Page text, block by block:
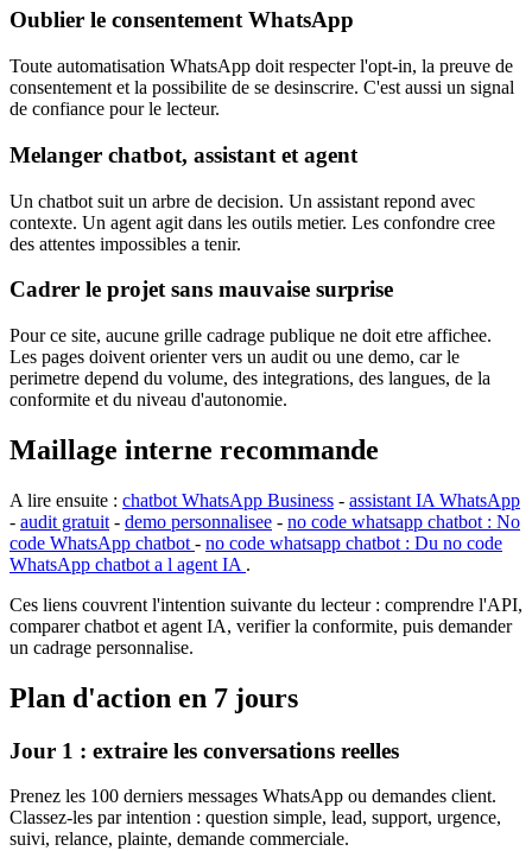
Oublier le consentement WhatsApp
Toute automatisation WhatsApp doit respecter l'opt-in, la preuve de
consentement et la possibilite de se desinscrire. C'est aussi un signal
de confiance pour le lecteur.
Melanger chatbot, assistant et agent
Un chatbot suit un arbre de decision. Un assistant repond avec
contexte. Un agent agit dans les outils metier. Les confondre cree
des attentes impossibles a tenir.
Cadrer le projet sans mauvaise surprise
Pour ce site, aucune grille cadrage publique ne doit etre affichee.
Les pages doivent orienter vers un audit ou une demo, car le
perimetre depend du volume, des integrations, des langues, de la
conformite et du niveau d'autonomie.
Maillage interne recommande
A lire ensuite : chatbot WhatsApp Business - assistant IA WhatsApp
- audit gratuit - demo personnalisee - no code whatsapp chatbot : No
code WhatsApp chatbot - no code whatsapp chatbot : Du no code
WhatsApp chatbot a l agent IA .
Ces liens couvrent l'intention suivante du lecteur : comprendre l'API,
comparer chatbot et agent IA, verifier la conformite, puis demander
un cadrage personnalise.
Plan d'action en 7 jours
Jour 1 : extraire les conversations reelles
Prenez les 100 derniers messages WhatsApp ou demandes client.
Classez-les par intention : question simple, lead, support, urgence,
suivi, relance, plainte, demande commerciale.